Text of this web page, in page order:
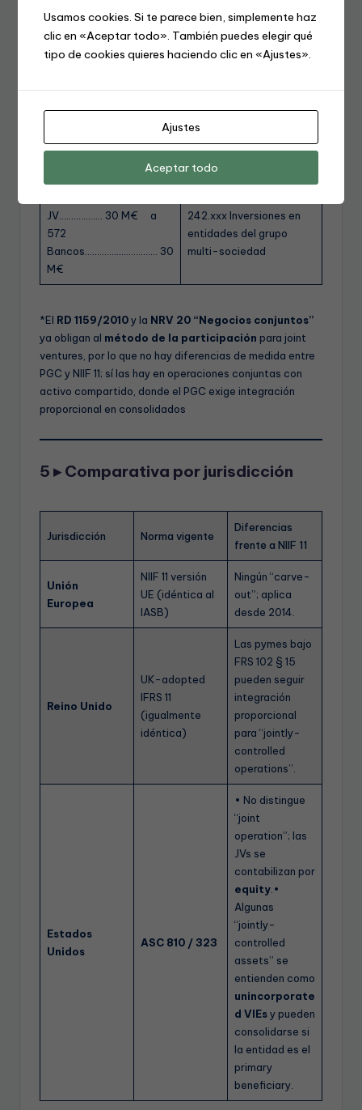
beneficios repartidos según dividendos.
Asiento inicial en la
matriz (NIIF 11 / IAS 28)
JV……………… 30 M€ a
572
Bancos………………………… 30
M€
242.xxx Inversiones en
entidades del grupo
multi-sociedad
*El RD 1159/2010y la NRV 20 “Negocios conjuntos”
ya obligan al método de la participación para joint
ventures, por lo que no hay diferencias de medida entre
PGC y NIIF 11; sí las hay en operaciones conjuntas con
activo compartido, donde el PGC exige integración
proporcional en consolidados
5 ▸ Comparativa por jurisdicción
Jurisdicción Norma vigente
Diferencias
frente a NIIF 11
Unión
Europea
NIIF 11 versión
UE (idéntica al
IASB)
Ningún “carve-
out”; aplica
desde 2014.
Reino Unido
UK-adopted
IFRS 11
(igualmente
idéntica)
Las pymes bajo
FRS 102 § 15
pueden seguir
integración
proporcional
para “jointly-
controlled
operations”.
Estados
Unidos
ASC 810 / 323
• No distingue
“joint
operation”; las
JVs se
contabilizan por
equity.•
Algunas
“jointly-
controlled
assets” se
entienden como
unincorporate
d VIEsy pueden
consolidarse si
la entidad es el
primary
beneficiary.
Usamos cookies. Si te parece bien, simplemente haz
clic en «Aceptar todo». También puedes elegir qué
tipo de cookies quieres haciendo clic en «Ajustes».
Ajustes
Aceptar todo